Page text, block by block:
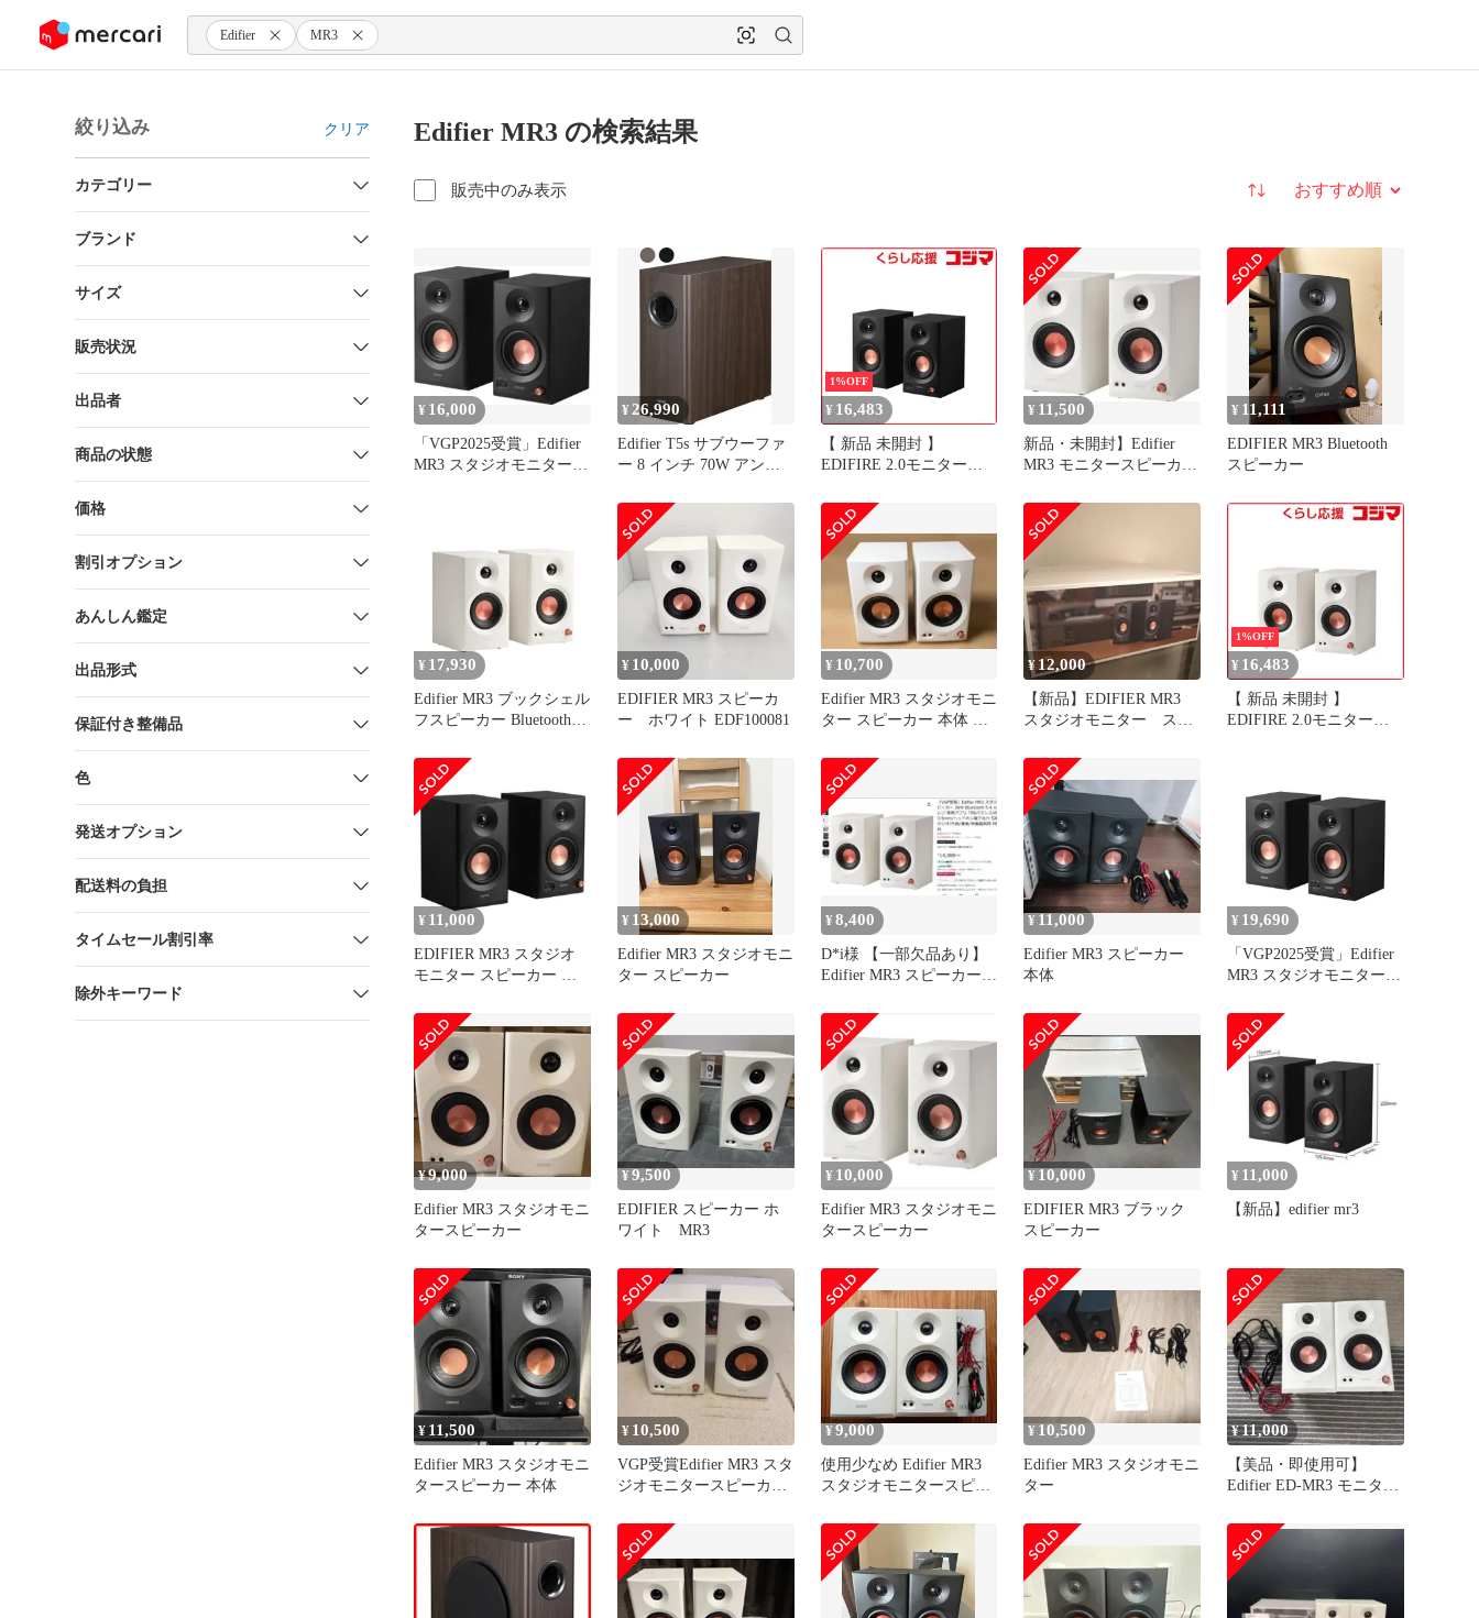
ツにスキップ Edifier MR3
絞り込み クリア
カテゴリー
ブランド
サイズ
販売状況
出品者
商品の状態
価格
割引オプション
あんしん鑑定
出品形式
保証付き整備品
色
発送オプション
配送料の負担
タイムセール割引率
除外キーワード
Edifier MR3 の検索結果
販売中のみ表示 並び替え
¥ 16,000
「VGP2025受賞」Edifier
MR3 スタジオモニタース
¥ 26,990
Edifier T5s サブウーファ
ー 8 インチ 70W アンプ
1%OFF
¥ 16,483
【 新品 未開封 】
EDIFIRE 2.0モニタース
ブラック ED-MR3-BK 未
使用 送料無料
¥ 11,500
新品・未開封】Edifier
MR3 モニタースピーカー
¥ 11,111
EDIFIER MR3 Bluetooth
スピーカー
¥ 17,930
Edifier MR3 ブックシェル
フスピーカー Bluetooth
ースピーカー ルーム補正
TRSバランス/RCA/AUX
入力 3.5mm/ヘッドホン端
子出力 52Hz-40kHz スタ
ジオ/作曲/音楽/映
f455f130
¥ 10,000
EDIFIER MR3 スピーカ
ー ホワイト EDF100081
¥ 10,700
Edifier MR3 スタジオモニ
ター スピーカー 本体 ホ
¥ 12,000
【新品】EDIFIER MR3
スタジオモニター スピ
1%OFF
¥ 16,483
【 新品 未開封 】
EDIFIRE 2.0モニタース
¥ 11,000
EDIFIER MR3 スタジオ
モニター スピーカー 本
¥ 13,000
Edifier MR3 スタジオモニ
ター スピーカー
¥8,400
D*i様 【一部欠品あり】
Edifier MR3 スピーカー
¥ 11,000
Edifier MR3 スピーカー
本体
¥ 19,690
「VGP2025受賞」Edifier
MR3 スタジオモニタース
5.4 ルーム補正 ハイレゾ
専用アプリ TRSバラン
ス/RCA/AUX入力 3.5mm/
ヘッドホン端子出力
52Hz-40kHz スタジオ
0c9acbe8
¥9,000
Edifier MR3 スタジオモニ
タースピーカー
¥9,500
EDIFIER スピーカー ホ
ワイト MR3
¥ 10,000
Edifier MR3 スタジオモニ
タースピーカー
¥ 10,000
EDIFIER MR3 ブラック
スピーカー
¥ 11,000
【新品】edifier mr3
¥ 11,500
Edifier MR3 スタジオモニ
タースピーカー 本体
¥ 10,500
VGP受賞Edifier MR3 スタ
ジオモニタースピーカー
¥9,000
使用少なめ Edifier MR3
スタジオモニタースピー
¥ 10,500
Edifier MR3 スタジオモニ
ター
¥11,000
【美品・即使用可】
Edifier ED-MR3 モニター